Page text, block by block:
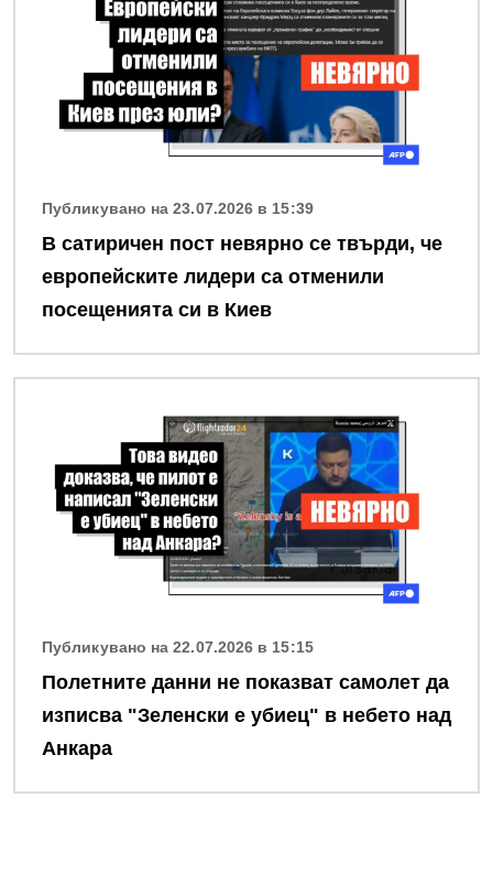
Публикувано на 23.07.2026 в 15:39
В сатиричен пост невярно се твърди, че
европейските лидери са отменили
посещенията си в Киев
Публикувано на 22.07.2026 в 15:15
Полетните данни не показват самолет да
изписва "Зеленски е убиец" в небето над
Анкара